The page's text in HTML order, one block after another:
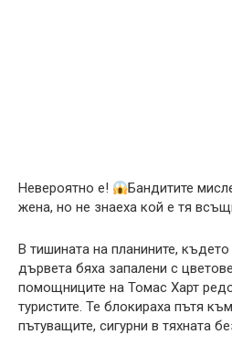
Невероятно е!
Бандитите
жена, но не знаеха кой е тя
В тишината на планините, където
дървета бяха запалени с
помощниците на Томас Харт
туристите. Те блокираха пътя
пътуващите, сигурни в тяхната